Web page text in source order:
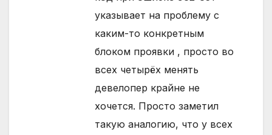
указывает на проблему с
каким-то конкретным
блоком проявки , просто во
всех четырёх менять
девелопер крайне не
хочется. Просто заметил
такую аналогию, что у всех